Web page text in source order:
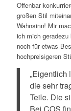
Offenbar
großen Stil
Wahnsinn! Mir
ich mich geradezu
noch für etwas
hochpreisigeren
„Eigentlich
die sehr
Teile. Die
Bei COS